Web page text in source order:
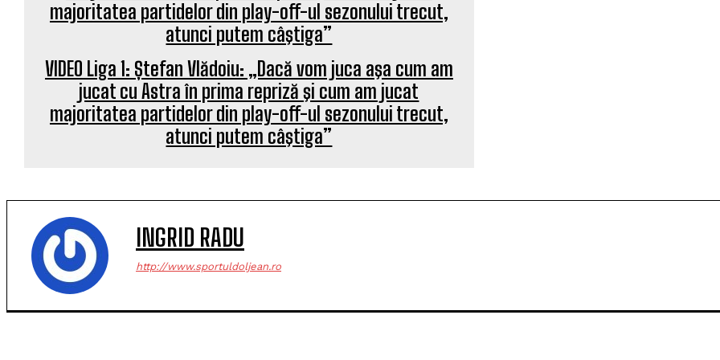
VIDEO Liga 1: Ștefan Vlădoiu: „Dacă vom juca aşa cum am
jucat cu Astra în prima repriză şi cum am jucat
majoritatea partidelor din play-off-ul sezonului trecut,
atunci putem câştiga”
INGRID RADU
http://www.sportuldoljean.ro